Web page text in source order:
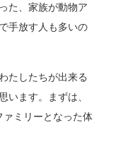
た、家族が動物ア
手放す人も多いの
たしたちが出来る
います。まずは、
ミリーとなった体